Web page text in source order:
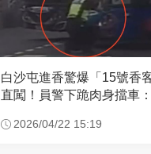
白沙屯進香驚爆「15號香客
直闖！員警下跪肉身擋車
2026/04/22 15:19